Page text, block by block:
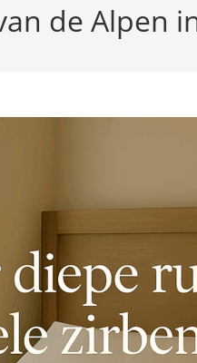
de Alpen